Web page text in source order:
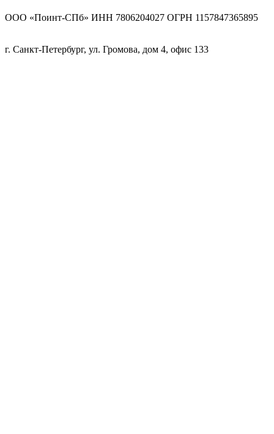
ООО «Поинт-СПб» ИНН 7806204027 ОГРН 1157847365895
г. Санкт-Петербург, ул. Громова, дом 4, офис 133